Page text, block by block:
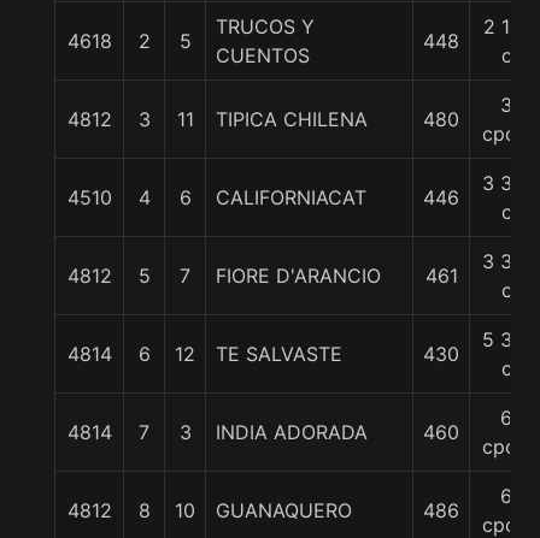
4618 2 5
TRUCOS Y
CUENTOS
448
2 1/4
c
4812 3 11 TIPICA CHILENA 480
3
cpos.
4510 4 6 CALIFORNIACAT 446
3 3/4
c
4812 5 7 FIORE D'ARANCIO 461
3 3/4
c
4814 6 12 TE SALVASTE 430
5 3/4
c
4814 7 3 INDIA ADORADA 460
6
cpos.
4812 8 10 GUANAQUERO 486
6
cpos.